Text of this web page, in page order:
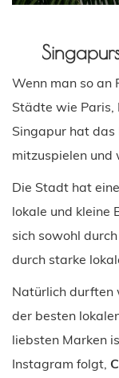
Wenn man so an
Städte wie Paris,
Singapur hat das
mitzuspielen und
Die Stadt hat
lokale und kleine
sich sowohl
durch starke
Natürlich durften
der besten
liebsten Marken
Instagram folgt,